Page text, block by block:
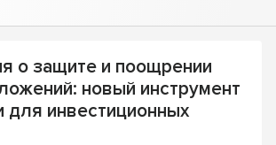
о защите и поощрении
новый инструмент
для инвестиционных